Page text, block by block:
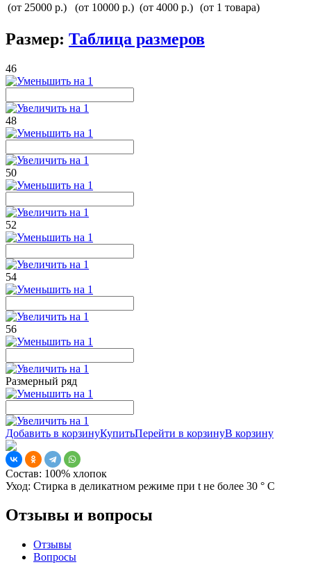
(от 25000 р.)
(от 10000 р.) (от 4000 р.) (от 1 товара)
Размер: Таблица размеров
46
48
50
52
54
56
Размерный ряд
Добавить в корзинуКупитьПерейти в корзинуВ корзину
Состав: 100% хлопок
Уход: Стирка в деликатном режиме при t не более 30 ° С
Отзывы и вопросы
Отзывы
Вопросы